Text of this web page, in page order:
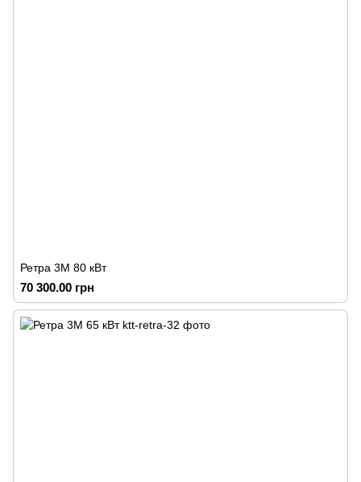
Ретра 3М 80 кВт
70 300.00 грн